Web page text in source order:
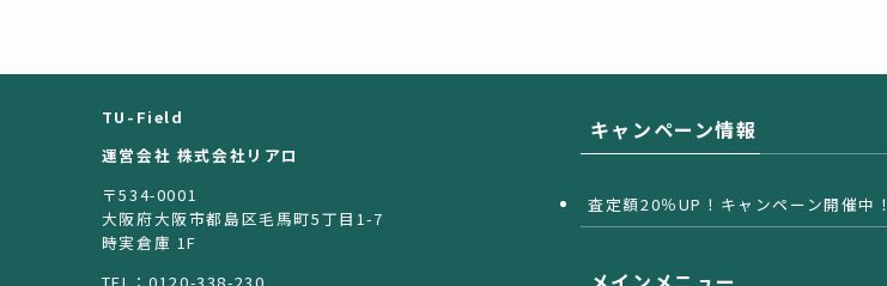
TU-Field
運営会社 株式会社リアロ
〒534-0001
大阪府大阪市都島区毛馬町5丁目1-7
時実倉庫 1F
キャンペーン情報
査定額20％UP！キャンペーン開催中！